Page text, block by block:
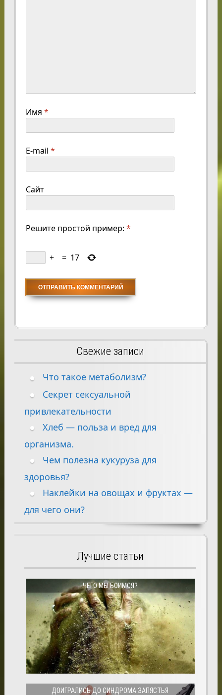
Имя *
E-mail *
Сайт
Решите простой пример: *
+ = 17
Свежие записи
Что такое метаболизм?
Секрет сексуальной
привлекательности
Хлеб — польза и вред для
организма.
Чем полезна кукуруза для
здоровья?
Наклейки на овощах и фруктах —
для чего они?
Лучшие статьи
ЧЕГО МЫ БОИМСЯ?
ДОИГРАЛИСЬ ДО СИНДРОМА ЗАПЯСТЬЯ